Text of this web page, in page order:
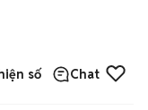
số Chat